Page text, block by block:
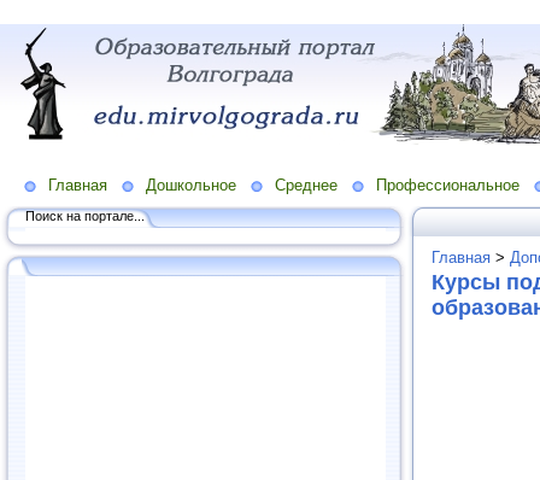
Главная Дошкольное Среднее Профессиональное
Поиск на портале...
Главная >
Курсы